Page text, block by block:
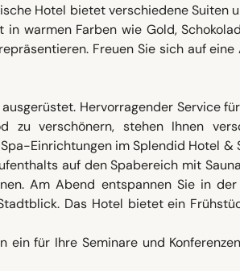
Hotel bietet verschiedene Suiten
warmen Farben wie Gold,
Freuen Sie sich auf
Hervorragender Service
verschönern, stehen Ihnen
Einrichtungen im Splendid Hotel &
auf den Spabereich mit
Am Abend entspannen Sie in
Das Hotel bietet ein
ein für Ihre Seminare und